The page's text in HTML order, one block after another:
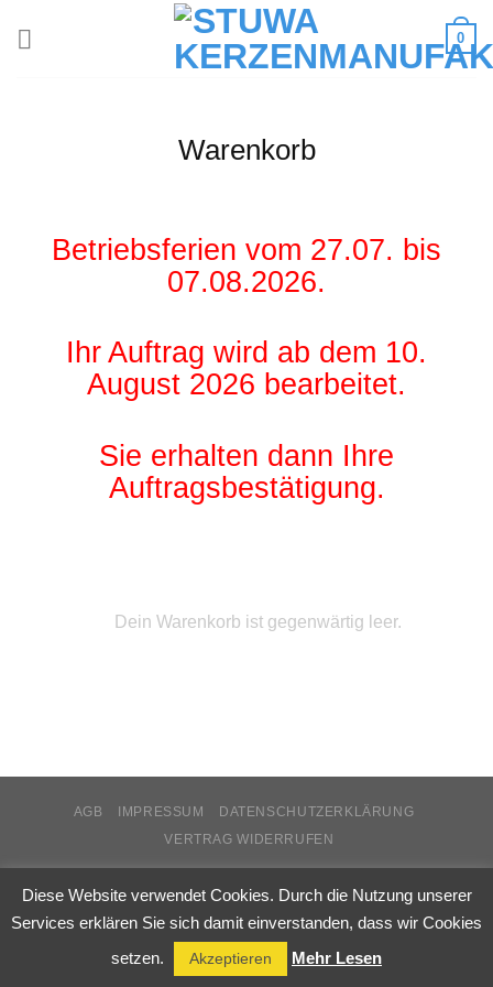
0
Warenkorb
Betriebsferien vom 27.07. bis
07.08.2026.
Ihr Auftrag wird ab dem 10.
August 2026 bearbeitet.
Sie erhalten dann Ihre
Auftragsbestätigung.
Dein Warenkorb ist gegenwärtig leer.
AGB IMPRESSUM
DATENSCHUTZERKLÄRUNG
VERTRAG WIDERRUFEN
VERTRAG WIDERRUFEN
Diese Website verwendet Cookies. Durch die Nutzung unserer
Services erklären Sie sich damit einverstanden, dass wir Cookies
setzen.
Akzeptieren Mehr Lesen